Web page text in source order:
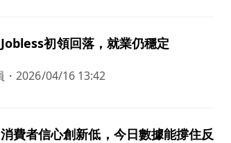
Jobless初領回落，就業仍穩定
・2026/04/16 13:42
消費者信心創新低，今日數據能撐住反